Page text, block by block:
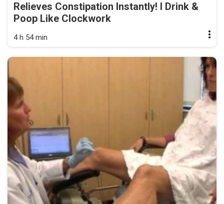
Relieves Constipation Instantly! I Drink &
Poop Like Clockwork
4 h 54 min